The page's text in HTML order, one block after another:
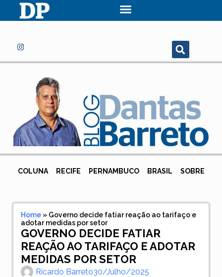
COLUNA RECIFE PERNAMBUCO BRASIL SOBRE
Home» Governo decide fatiar reação ao tarifaço e
adotar medidas por setor
GOVERNO DECIDE FATIAR
REAÇÃO AO TARIFAÇO E ADOTAR
MEDIDAS POR SETOR
Ricardo Barreto30/julho/2025